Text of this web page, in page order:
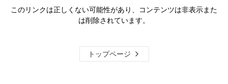
このリンクは正しくない可能性があり、コンテンツは非表示また
は削除されています。
トップページ